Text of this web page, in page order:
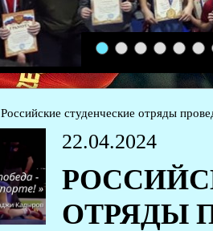
1 2 3 4 5 6
Российские студенческие отряды
22.04.2024
ОТРЯДЫ